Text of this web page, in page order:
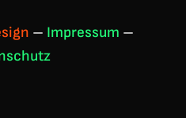
– Impressum –